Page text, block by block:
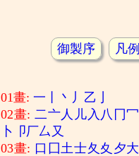
御製序 凡例
01畫:一 丶 丿 乙
02畫:二亠人 儿入 八 冂冖
卜
卩厂厶 又
03畫: 口 囗土士夂 夊 夕大